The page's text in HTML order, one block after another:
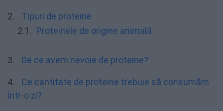
Tipuri de proteine
Proteinele de origine animală
De ce avem nevoie de proteine?
Ce cantitate de proteine trebuie să consumăm
într-o zi?